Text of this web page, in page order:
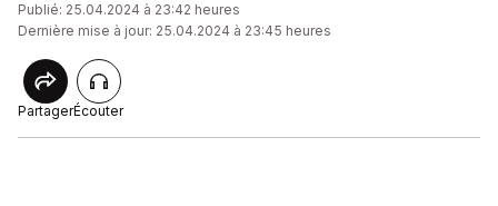
Publié: 25.04.2024 à 23:42 heures
Dernière mise à jour: 25.04.2024 à 23:45 heures
PartagerÉcouter